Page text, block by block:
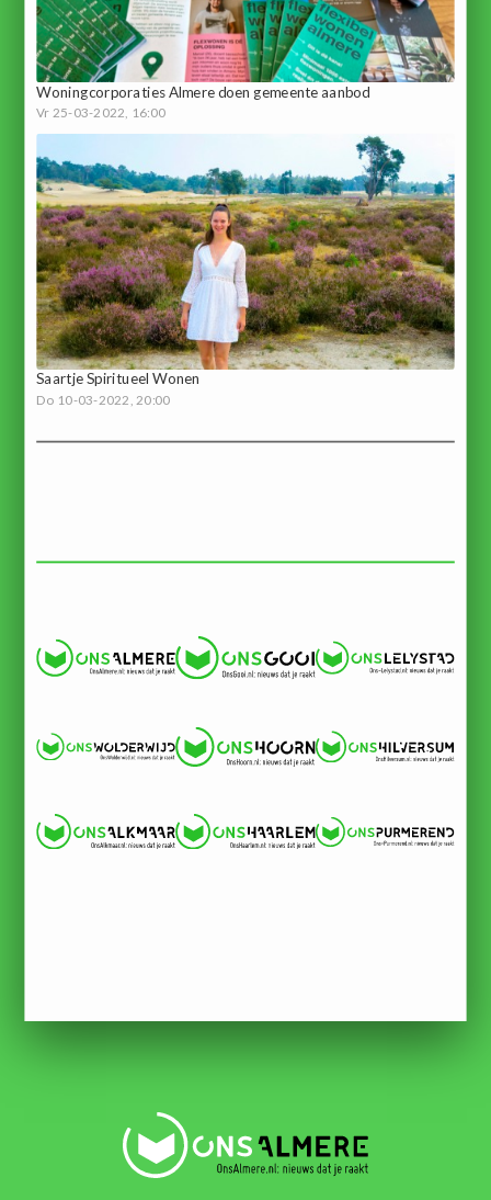
Woningcorporaties Almere doen gemeente aanbod
Vr 25-03-2022, 16:00
Saartje Spiritueel Wonen
Do 10-03-2022, 20:00